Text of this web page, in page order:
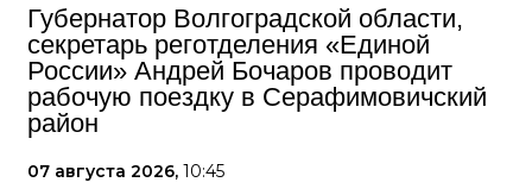
Губернатор Волгоградской области,
секретарь реготделения «Единой
России» Андрей Бочаров проводит
рабочую поездку в Серафимовичский
район
07 августа 2026, 10:45